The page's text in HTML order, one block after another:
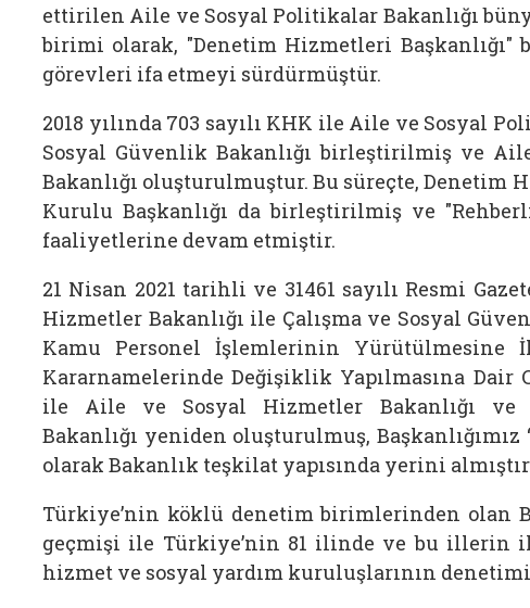
ettirilen Aile ve Sosyal Politikalar Bakanlığı
birimi olarak, "Denetim Hizmetleri
görevleri ifa etmeyi sürdürmüştür.
2018 yılında 703 sayılı KHK ile Aile ve Sosyal
Sosyal Güvenlik Bakanlığı birleştirilmiş ve
Bakanlığı oluşturulmuştur. Bu süreçte, Denetim
Kurulu Başkanlığı da birleştirilmiş ve
faaliyetlerine devam etmiştir.
21 Nisan 2021 tarihli ve 31461 sayılı Resmi
Hizmetler Bakanlığı ile Çalışma ve Sosyal
Kamu Personel İşlemlerinin Yürütülmesine
Kararnamelerinde Değişiklik Yapılmasına Dair
ile Aile ve Sosyal Hizmetler Bakanlığı ve
Bakanlığı yeniden oluşturulmuş, Başkanlığımız
olarak Bakanlık teşkilat yapısında yerini
Türkiye’nin köklü denetim birimlerinden olan
geçmişi ile Türkiye’nin 81 ilinde ve bu illerin
hizmet ve sosyal yardım kuruluşlarının